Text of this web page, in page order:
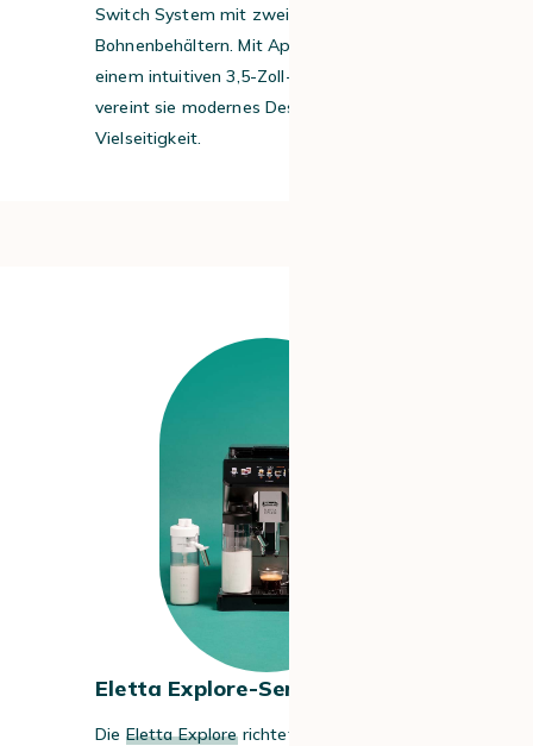
Switch System mit zwei austauschbaren
Bohnenbehältern. Mit App-Steuerung und
einem intuitiven 3,5-Zoll-TFT-Farbdisplay
vereint sie modernes Design mit
Vielseitigkeit.
Eletta Explore-Serie
Die Eletta Explorerichtet sich an echte